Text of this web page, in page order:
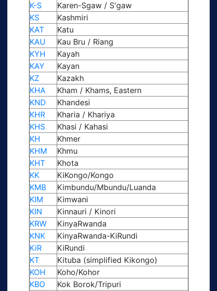
K-S
Karen-Sgaw / S'gaw
KS
Kashmiri
KAT
Katu
KAU
Kau Bru / Riang
KYH
Kayah
KAY
Kayan
KZ
Kazakh
KHA
Kham / Khams, Eastern
KND
Khandesi
KHR
Kharia / Khariya
KHS
Khasi / Kahasi
KH
Khmer
KHM
Khmu
KHT
Khota
KK
KiKongo/Kongo
KMB
Kimbundu/Mbundu/Luanda
KIM
Kimwani
KIN
Kinnauri / Kinori
KRW
KinyaRwanda
KNK
KinyaRwanda-KiRundi
KiR
KiRundi
KT
Kituba (simplified Kikongo)
KOH
Koho/Kohor
KBO
Kok Borok/Tripuri